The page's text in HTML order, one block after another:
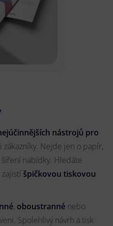
nástrojů pro
zákazníky. Nejde jen o papír,
nabídky. Hledáte
špičkovou tiskovou
, oboustranné nebo
Spolehlivý návrh a tisk